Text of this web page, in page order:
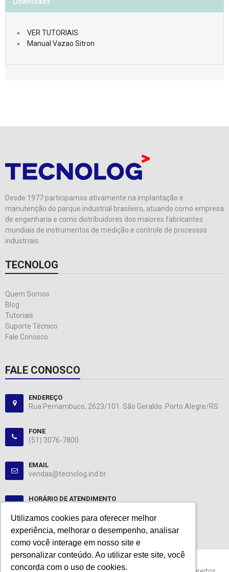
Utilizamos cookies para oferecer melhor
experiência, melhorar o desempenho, analisar
como você interage em nosso site e
personalizar conteúdo. Ao utilizar este site, você
concorda com o uso de cookies.
Utilizamos cookies para oferecer melhor
experiência, melhorar o desempenho, analisar
como você interage em nosso site e
personalizar conteúdo. Ao utilizar este site, você
concorda com o uso de cookies.
VER TUTORIAIS
Manual Vazao Sitron
Desde 1977 participamos ativamente na implantação e
manutenção do parque industrial brasileiro, atuando como empresa
de engenharia e como distribuidores dos maiores fabricantes
mundiais de instrumentos de medição e controle de processos
industriais.
TECNOLOG
Quem Somos
Blog
Tutoriais
Suporte Técnico
Fale Conosco
FALE CONOSCO
ENDEREÇO
Rua Pernambuco, 2623/101. São Geraldo. Porto Alegre/RS
FONE
(51) 3076-7800
EMAIL
vendas@tecnolog.ind.br
HORÁRIO DE ATENDIMENTO